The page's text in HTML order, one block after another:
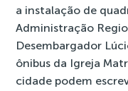
a instalação de
Administração
Desembargador
ônibus da Igreja
cidade podem